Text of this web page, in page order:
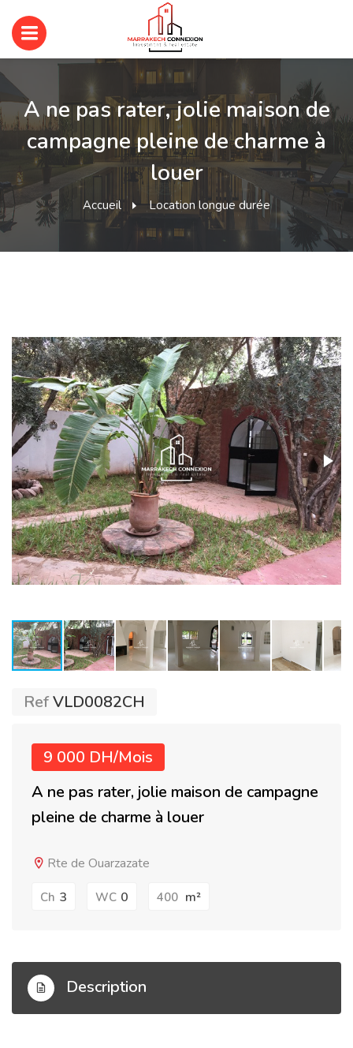
A ne pas rater, jolie maison de
campagne pleine de charme à
louer
Accueil Location longue durée
RefVLD0082CH
9 000 DH/Mois
A ne pas rater, jolie maison de campagne
pleine de charme à louer
Rte de Ouarzazate
Ch 3 WC 0 400 m²
Description